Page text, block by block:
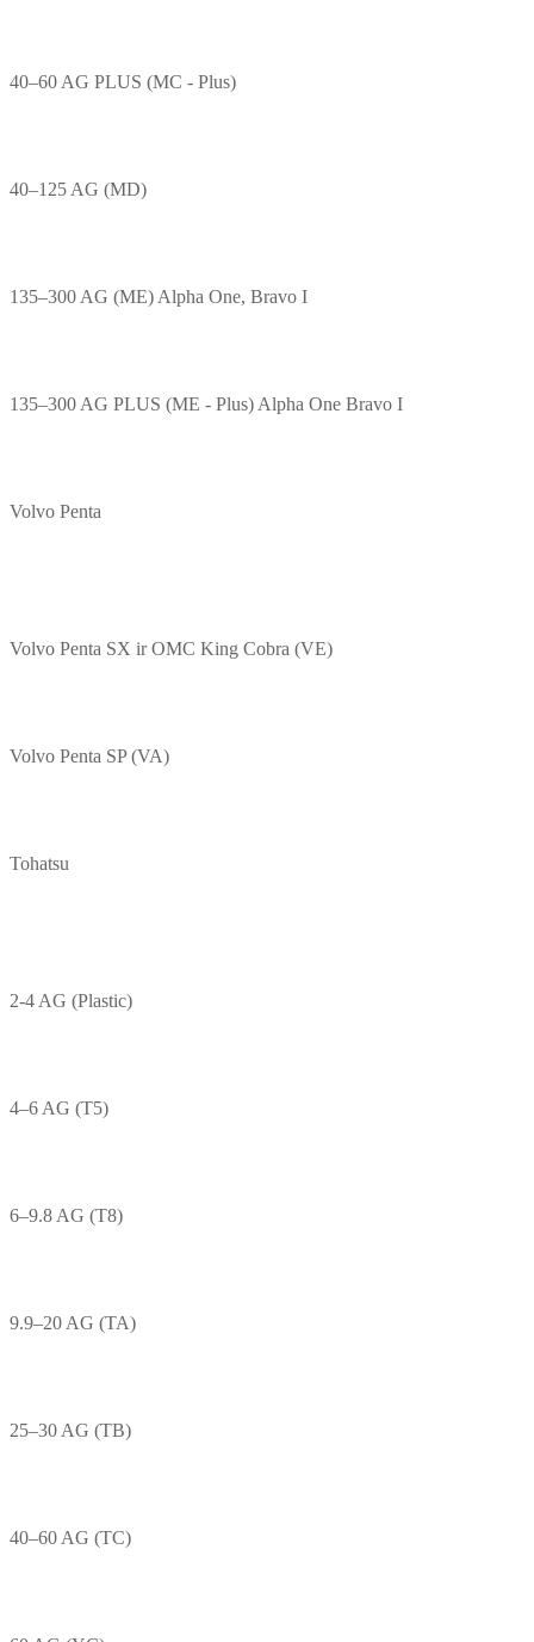
40–60 AG PLUS (MC - Plus)
40–125 AG (MD)
135–300 AG (ME) Alpha One, Bravo I
135–300 AG PLUS (ME - Plus) Alpha One Bravo I
Volvo Penta
Volvo Penta SX ir OMC King Cobra (VE)
Volvo Penta SP (VA)
Tohatsu
2-4 AG (Plastic)
4–6 AG (T5)
6–9.8 AG (T8)
9.9–20 AG (TA)
25–30 AG (TB)
40–60 AG (TC)